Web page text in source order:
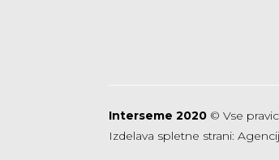
Interseme 2020 © Vse
Izdelava spletne strani: